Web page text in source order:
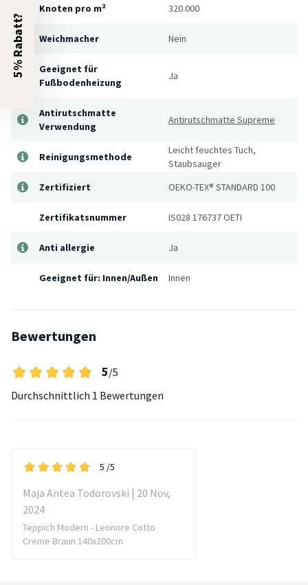
Knoten pro m² 320.000
Weichmacher Nein
Geeignet für
Fußbodenheizung
Ja
Antirutschmatte
Verwendung
Antirutschmatte Supreme
Reinigungsmethode
Leicht feuchtes Tuch,
Staubsauger
Zertifiziert
OEKO-TEX® STANDARD 100
Zertifikatsnummer IS028 176737 OETI
Anti allergie Ja
Geeignet für: Innen/Außen Innen
Bewertungen
5/5
Durchschnittlich 1 Bewertungen
5 /5
Maja Antea Todorovski | 20 Nov,
2024
Teppich Modern - Leonore Cotto
Creme Braun 140x200cm
5% Rabatt?